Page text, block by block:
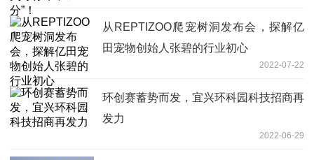
从REPTIZOO爬宠树洞发布会，探解亿
田宠物创始人张碧的行业初心
2022-07-22
环创赛蓄势而发，宜兴环科园科技招商再
发力
2022-06-29